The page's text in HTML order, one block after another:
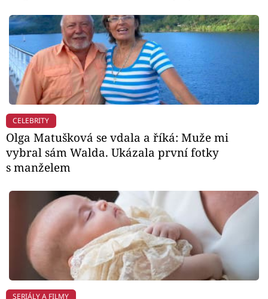
CELEBRITY
Olga Matušková se vdala a říká: Muže mi
vybral sám Walda. Ukázala první fotky
s manželem
SERIÁLY A FILMY